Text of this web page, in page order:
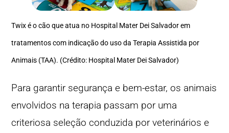
Twix é o cão que atua no Hospital Mater Dei Salvador em
tratamentos com indicação do uso da Terapia Assistida por
Animais (TAA). (Crédito: Hospital Mater Dei Salvador)
Para garantir segurança e bem-estar, os animais
envolvidos na terapia passam por uma
criteriosa seleção conduzida por veterinários e